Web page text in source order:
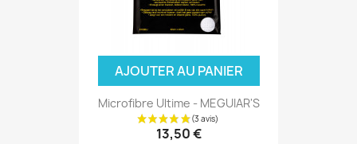
AJOUTER AU PANIER
Microfibre Ultime - MEGUIAR'S
13,50 €